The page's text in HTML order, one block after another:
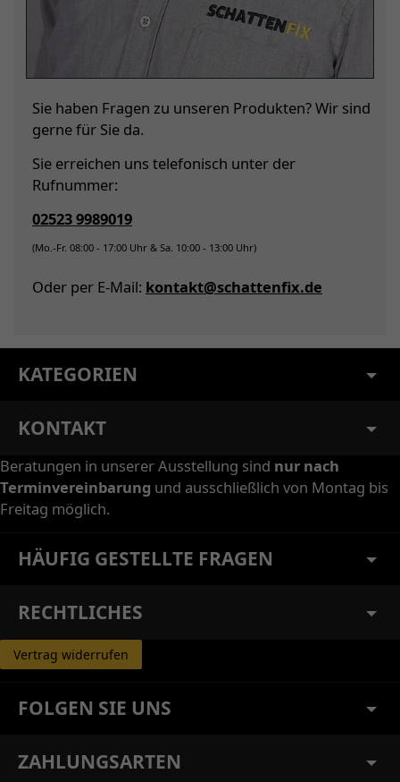
Sie haben Fragen zu unseren Produkten? Wir sind
gerne für Sie da.
Sie erreichen uns telefonisch unter der
Rufnummer:
02523 9989019
(Mo.-Fr. 08:00 - 17:00 Uhr & Sa. 10:00 - 13:00 Uhr)
Oder per E-Mail: kontakt@schattenfix.de
KATEGORIEN
KONTAKT
Beratungen in unserer Ausstellung sind nur nach
Terminvereinbarung und ausschließlich von Montag bis
Freitag möglich.
HÄUFIG GESTELLTE FRAGEN
RECHTLICHES
Vertrag widerrufen
FOLGEN SIE UNS
ZAHLUNGSARTEN